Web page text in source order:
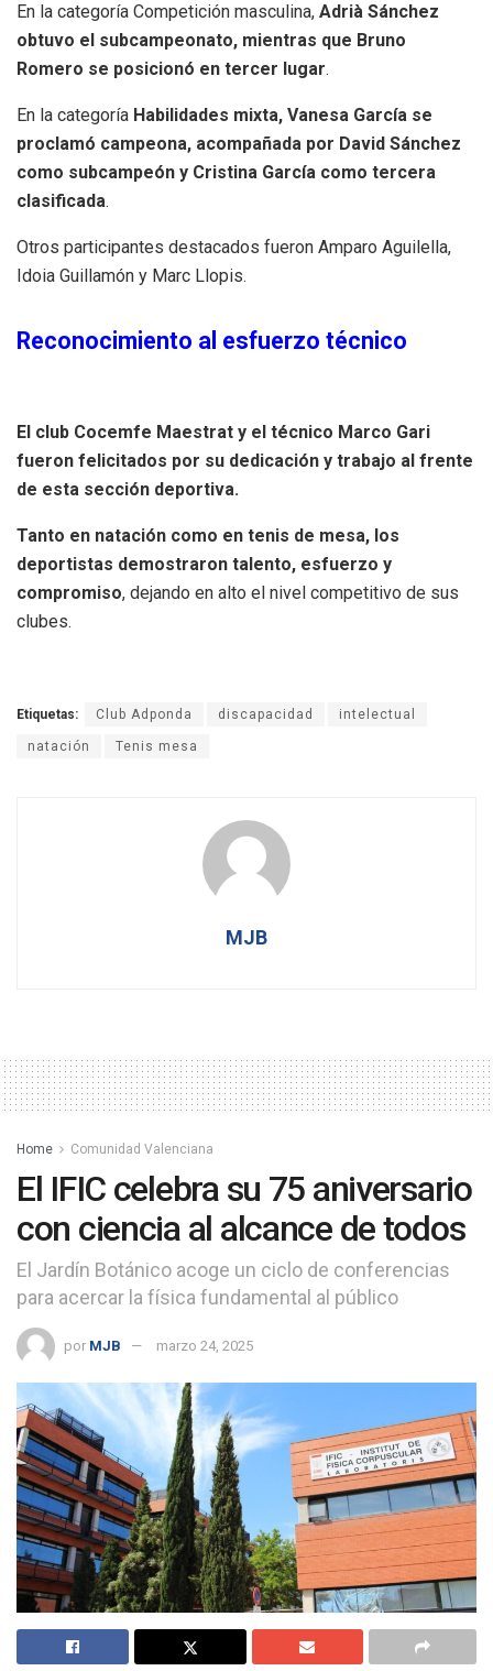
En la categoría Competición masculina, Adrià Sánchez
obtuvo el subcampeonato, mientras que Bruno
Romero se posicionó en tercer lugar.
En la categoría Habilidades mixta, Vanesa García se
proclamó campeona, acompañada por David Sánchez
como subcampeón y Cristina García como tercera
clasificada.
Otros participantes destacados fueron Amparo Aguilella,
Idoia Guillamón y Marc Llopis.
Reconocimiento al esfuerzo técnico
El club Cocemfe Maestrat y el técnico Marco Gari
fueron felicitados por su dedicación y trabajo al frente
de esta sección deportiva.
Tanto en natación como en tenis de mesa, los
deportistas demostraron talento, esfuerzo y
compromiso, dejando en alto el nivel competitivo de sus
clubes.
Etiquetas: Club Adponda discapacidad intelectual
natación Tenis mesa
MJB
Home Comunidad Valenciana
El IFIC celebra su 75 aniversario
con ciencia al alcance de todos
El Jardín Botánico acoge un ciclo de conferencias
para acercar la física fundamental al público
por MJB marzo 24, 2025